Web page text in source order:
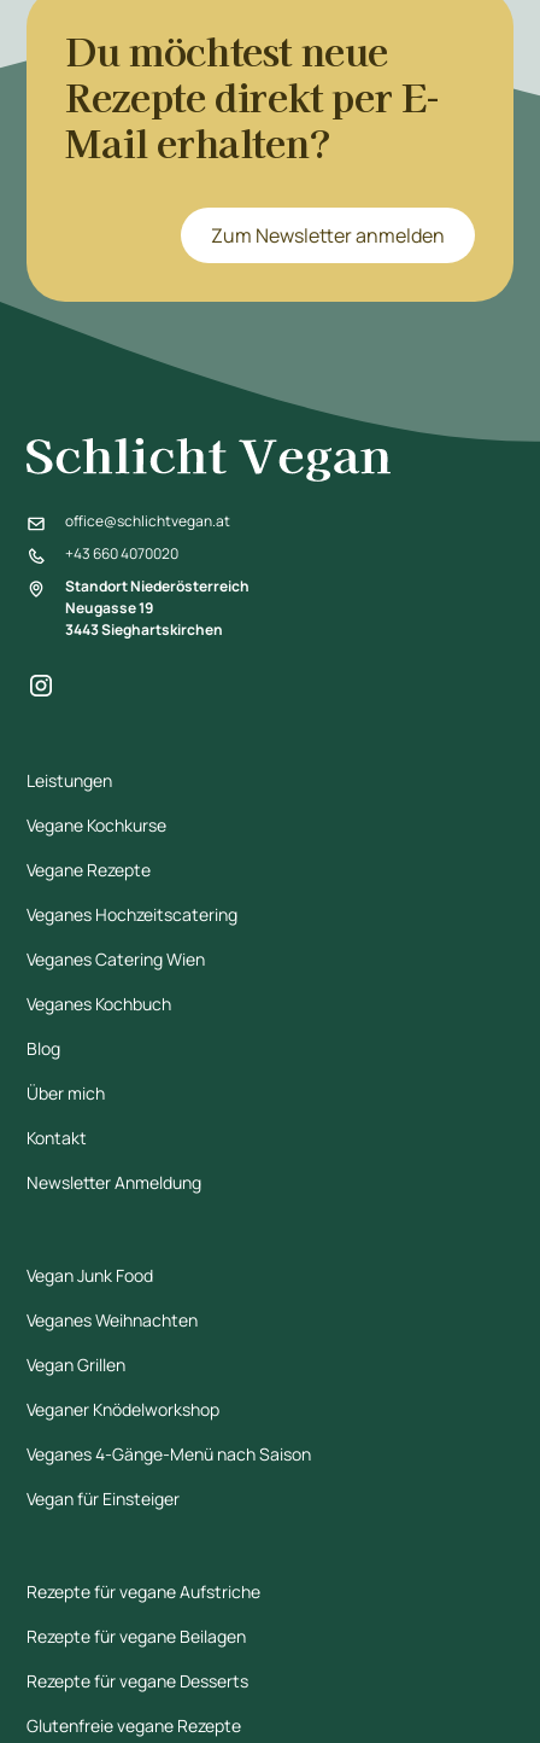
Du möchtest neue
Rezepte direkt per E-
Mail erhalten?
Zum Newsletter anmelden
office@schlichtvegan.at
+43 660 4070020
Standort Niederösterreich
Neugasse 19
3443 Sieghartskirchen
Leistungen
Vegane Kochkurse
Vegane Rezepte
Veganes Hochzeitscatering
Veganes Catering Wien
Veganes Kochbuch
Blog
Über mich
Kontakt
Newsletter Anmeldung
Vegan Junk Food
Veganes Weihnachten
Vegan Grillen
Veganer Knödelworkshop
Veganes 4-Gänge-Menü nach Saison
Vegan für Einsteiger
Rezepte für vegane Aufstriche
Rezepte für vegane Beilagen
Rezepte für vegane Desserts
Glutenfreie vegane Rezepte